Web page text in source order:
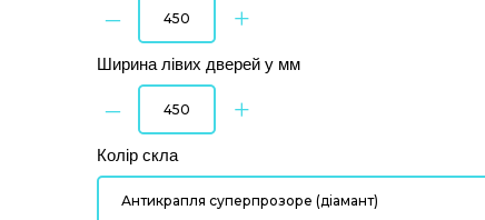
– +
Ширина лівих дверей у мм
– +
Колір скла